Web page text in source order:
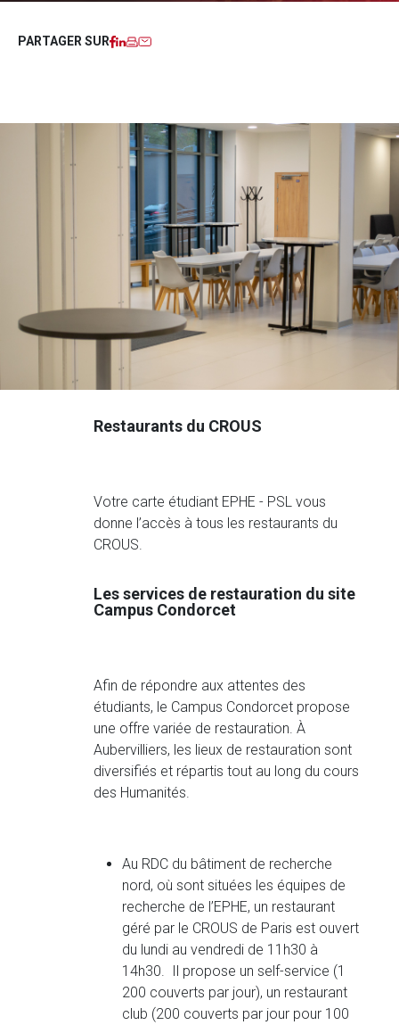
PARTAGER SUR Facebook
LinkedIn
Imprimer
Restaurants du CROUS
Votre carte étudiant EPHE - PSL vous
donne l’accès à tous les restaurants du
CROUS.
Les services de restauration du site
Campus Condorcet
Afin de répondre aux attentes des
étudiants, le Campus Condorcet propose
une offre variée de restauration. À
Aubervilliers, les lieux de restauration sont
diversifiés et répartis tout au long du cours
des Humanités.
Au RDC du bâtiment de recherche
nord, où sont situées les équipes de
recherche de l’EPHE, un restaurant
géré par le CROUS de Paris est ouvert
du lundi au vendredi de 11h30 à
14h30. Il propose un self-service (1
200 couverts par jour), un restaurant
club (200 couverts par jour pour 100